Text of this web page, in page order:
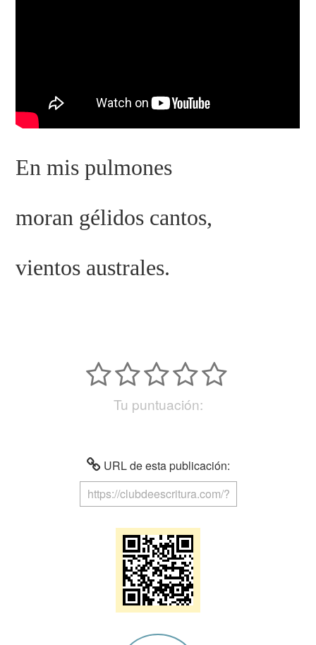
En mis pulmones
moran gélidos cantos,
vientos australes.
Tu puntuación:
URL de esta publicación: